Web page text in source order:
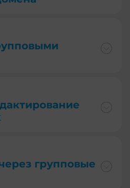
групповые